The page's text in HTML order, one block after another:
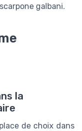
galbani.
la
de choix dans